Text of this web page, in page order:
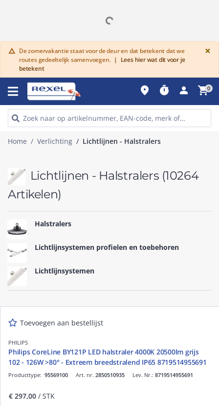
warning De zomervakantie staat voor de deur en dat betekent dat we
routes gedeeltelijk samenvoegen. |
Lees hier wat dit voor je
betekent
×
place timer person shopping_cart0
Home Verlichting Lichtlijnen - Halstralers
Lichtlijnen - Halstralers (10264
Artikelen)
Halstralers
Lichtlijnsystemen profielen en toebehoren
Lichtlijnsystemen
Toevoegen aan bestellijst
PHILIPS
Philips CoreLine BY121P LED halstraler 4000K 20500lm grijs
102 - 126W >80° - Extreem breedstralend IP65 8719514955691
Art. nr. 2850510935
Producttype: 95569100 Lev. Nr.: 8719514955691
€ 297,00 / STK